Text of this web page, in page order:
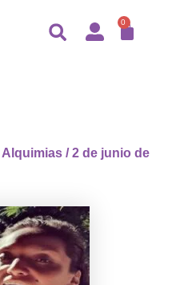
0
Alquimias /2 de junio de